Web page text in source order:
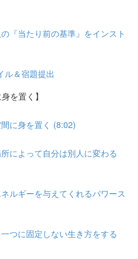
『当たり前の基準』をインスト
＆宿題提出
を置く】
に身を置く (8:02)
によって自分は別人に変わる
ルギーを与えてくれるパワース
つに固定しない生き方をする